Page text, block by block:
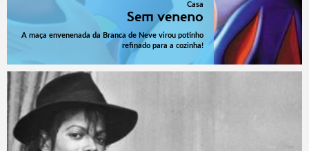
Casa
Sem veneno
A maça envenenada da Branca de Neve virou potinho
refinado para a cozinha!